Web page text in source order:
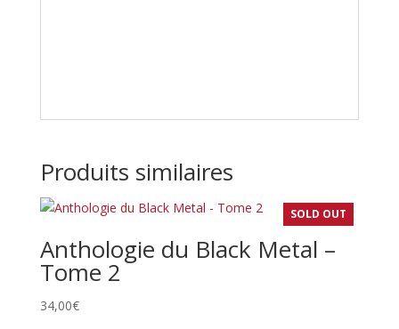
Produits similaires
SOLD OUT
Anthologie du Black Metal –
Tome 2
34,00€